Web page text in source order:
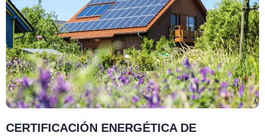
CERTIFICACIÓN ENERGÉTICA DE